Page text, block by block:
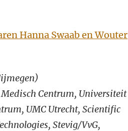
Hanna Swaab en Wouter
Centrum, Universiteit
UMC Utrecht, Scientific
Stevig/VvG,